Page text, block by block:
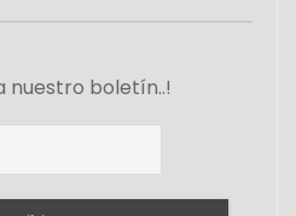
nuestro boletín..!